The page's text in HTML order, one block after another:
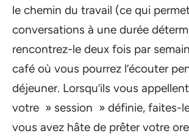
le chemin du travail (ce qui
conversations à une durée
rencontrez-le deux fois par
café où vous pourrez l’écouter
déjeuner. Lorsqu’ils vous
votre » session » définie, faites-
vous avez hâte de prêter votre